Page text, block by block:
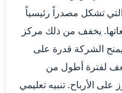
تشكل مصدراً رئيسياً
يخفف من ذلك مركز
الشركة قدرة على
لفترة أطول من
الأرباح. تنبيه تعليمي